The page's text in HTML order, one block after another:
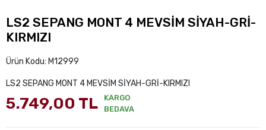
LS2 SEPANG MONT 4 MEVSİM SİYAH-GRİ-
KIRMIZI
Ürün Kodu: M12999
LS2 SEPANG MONT 4 MEVSİM SİYAH-GRİ-KIRMIZI
5.749,00 TL
KARGO
BEDAVA